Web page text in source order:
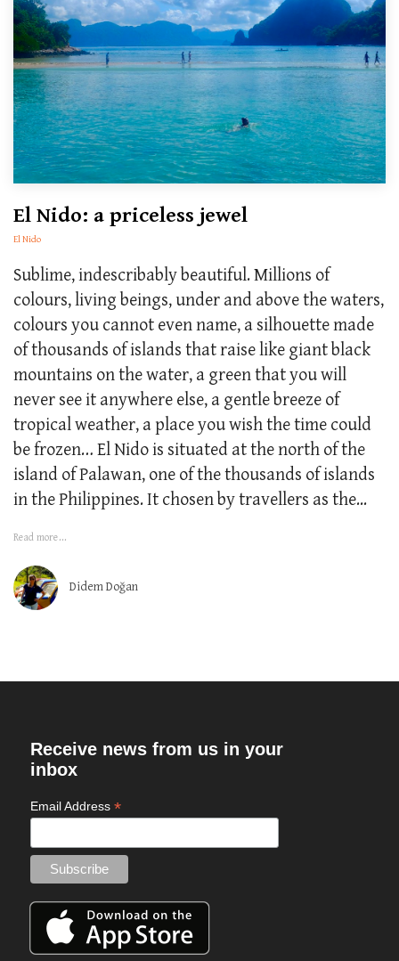
El Nido: a priceless jewel
El Nido
Sublime, indescribably beautiful. Millions of
colours, living beings, under and above the waters,
colours you cannot even name, a silhouette made
of thousands of islands that raise like giant black
mountains on the water, a green that you will
never see it anywhere else, a gentle breeze of
tropical weather, a place you wish the time could
be frozen… El Nido is situated at the north of the
island of Palawan, one of the thousands of islands
in the Philippines. It chosen by travellers as the...
Read more...
Didem Doğan
Receive news from us in your
inbox
Email Address *